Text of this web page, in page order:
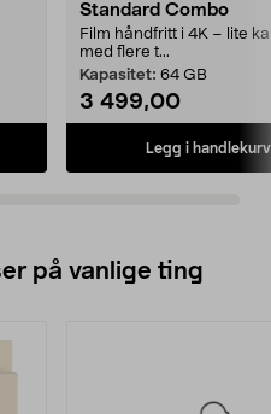
Standard Combo
Film håndfritt i 4K – lite
med flere t...
Kapasitet: 64 GB
3 499,00
Legg i handlekurv
på vanlige ting